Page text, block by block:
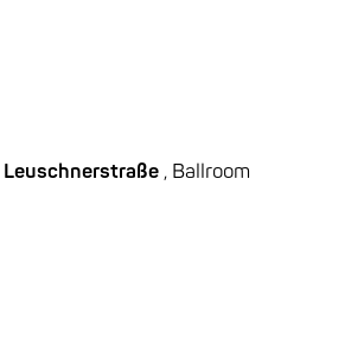
Leuschnerstraße , Ballroom